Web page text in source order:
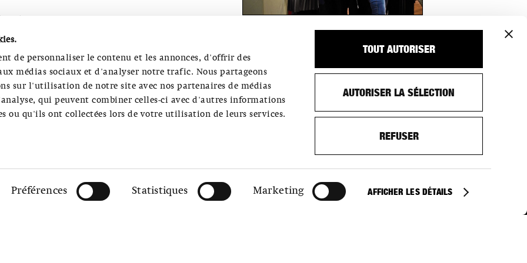
de personnaliser le contenu et les annonces, d'offrir des
médias sociaux et d'analyser notre trafic. Nous partageons
sur l'utilisation de notre site avec nos partenaires de médias
qui peuvent combiner celles-ci avec d'autres informations
ou qu'ils ont collectées lors de votre utilisation de leurs services.
Préférences Statistiques Marketing AFFICHER LES DÉTAILS
TOUT AUTORISER
AUTORISER LA SÉLECTION
REFUSER
(0)61 261 14 13
+41 (0)61 206 99 01
MA–DI 16-22H